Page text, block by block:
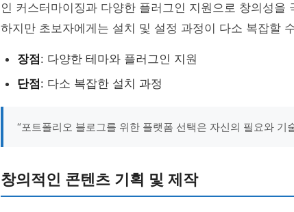
인 커스터마이징과 다양한 플러그인 지원으로 창의성을
하지만 초보자에게는 설치 및 설정 과정이 다소 복잡할
장점: 다양한 테마와 플러그인 지원
단점: 다소 복잡한 설치 과정
“포트폴리오 블로그를 위한 플랫폼 선택은 자신의 필요와 기
창의적인 콘텐츠 기획 및 제작